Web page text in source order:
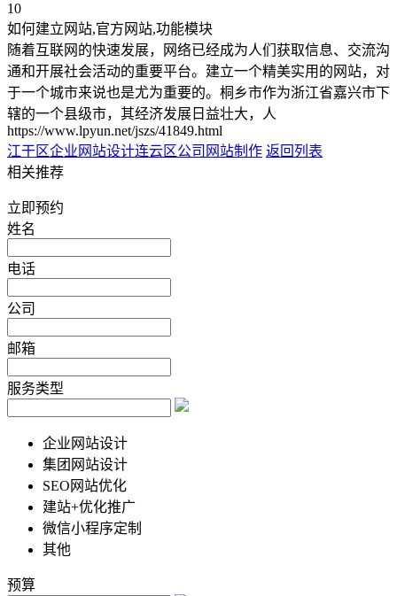
10
如何建立网站,官方网站,功能模块
随着互联网的快速发展，网络已经成为人们获取信息、交流沟
通和开展社会活动的重要平台。建立一个精美实用的网站，对
于一个城市来说也是尤为重要的。桐乡市作为浙江省嘉兴市下
辖的一个县级市，其经济发展日益壮大，人
https://www.lpyun.net/jszs/41849.html
江干区企业网站设计连云区公司网站制作 返回列表
相关推荐
立即预约
姓名
电话
公司
邮箱
服务类型
企业网站设计
集团网站设计
SEO网站优化
建站+优化推广
微信小程序定制
其他
预算